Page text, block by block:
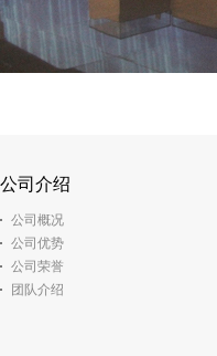
公司介绍
公司概况
公司优势
公司荣誉
团队介绍